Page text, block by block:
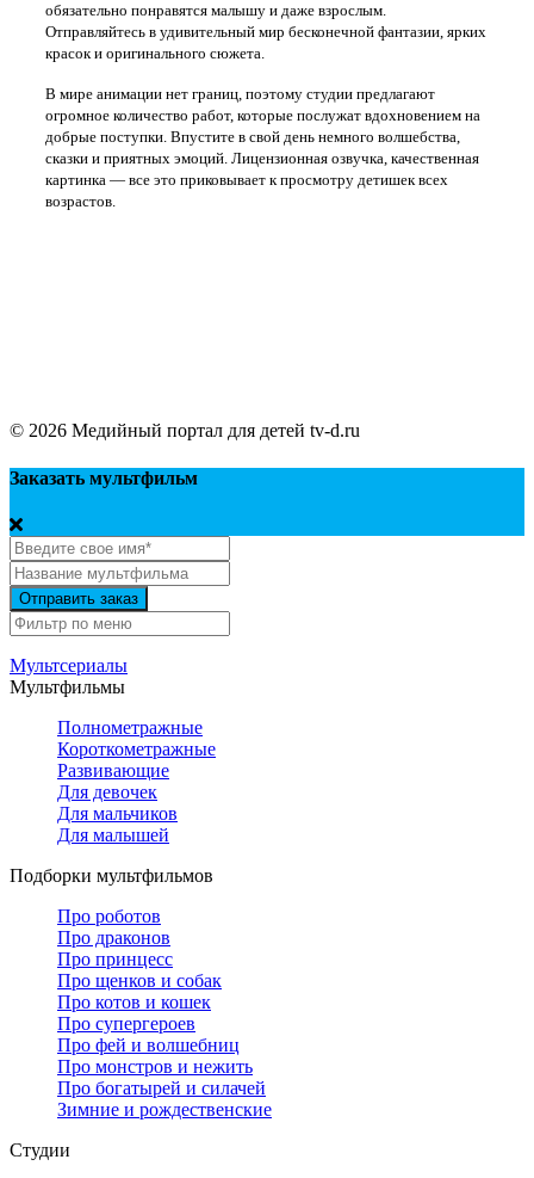
обязательно понравятся малышу и даже взрослым.
Отправляйтесь в удивительный мир бесконечной фантазии, ярких
красок и оригинального сюжета.
В мире анимации нет границ, поэтому студии предлагают
огромное количество работ, которые послужат вдохновением на
добрые поступки. Впустите в свой день немного волшебства,
сказки и приятных эмоций. Лицензионная озвучка, качественная
картинка — все это приковывает к просмотру детишек всех
возрастов.
© 2026 Медийный портал для детей tv-d.ru
Заказать мультфильм
Отправить заказ
Мультсериалы
Мультфильмы
Полнометражные
Короткометражные
Развивающие
Для девочек
Для мальчиков
Для малышей
Подборки мультфильмов
Про роботов
Про драконов
Про принцесс
Про щенков и собак
Про котов и кошек
Про супергероев
Про фей и волшебниц
Про монстров и нежить
Про богатырей и силачей
Зимние и рождественские
Студии